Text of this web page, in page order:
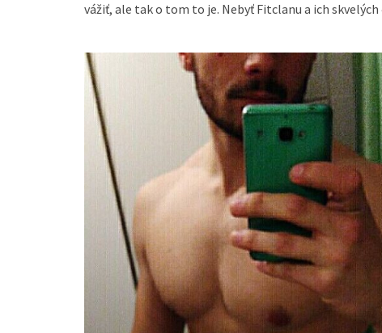
vážiť, ale tak o tom to je. Nebyť Fitclanu a ich